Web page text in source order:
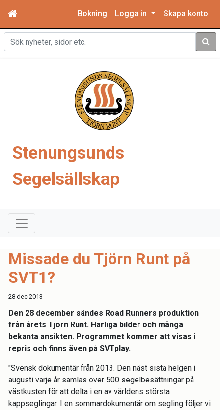
Bokning Logga in Skapa konto
Sök
Stenungsunds
Segelsällskap
Missade du Tjörn Runt på
SVT1?
28 dec 2013
Den 28 december sändes Road Runners produktion
från årets Tjörn Runt. Härliga bilder och många
bekanta ansikten. Programmet kommer att visas i
repris och finns även på SVTplay.
"Svensk dokumentär från 2013. Den näst sista helgen i
augusti varje år samlas över 500 segelbesättningar på
västkusten för att delta i en av världens största
kappseglingar. I en sommardokumentär om segling följer vi